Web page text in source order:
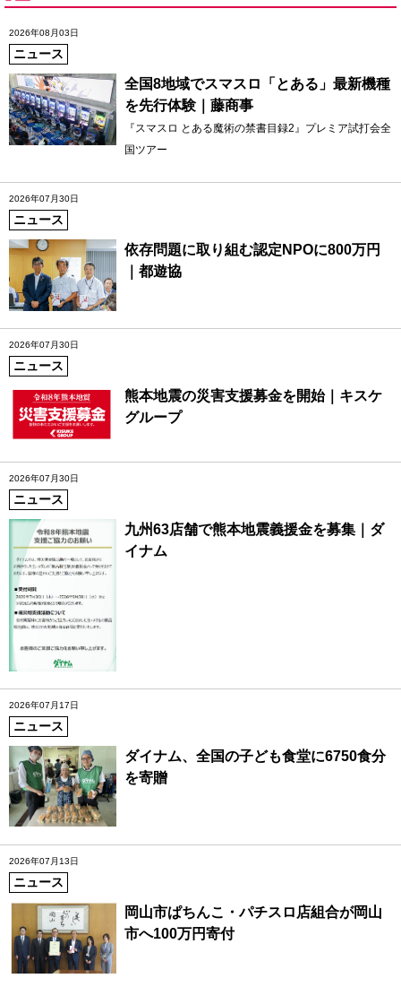
2026年08月03日
ニュース
全国8地域でスマスロ「とある」最新機種
を先行体験｜藤商事
『スマスロ とある魔術の禁書目録2』プレミア試打会全
国ツアー
2026年07月30日
ニュース
依存問題に取り組む認定NPOに800万円
｜都遊協
2026年07月30日
ニュース
熊本地震の災害支援募金を開始｜キスケ
グループ
2026年07月30日
ニュース
九州63店舗で熊本地震義援金を募集｜ダ
イナム
2026年07月17日
ニュース
ダイナム、全国の子ども食堂に6750食分
を寄贈
2026年07月13日
ニュース
岡山市ぱちんこ・パチスロ店組合が岡山
市へ100万円寄付